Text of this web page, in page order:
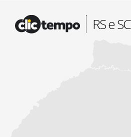
RS e SC